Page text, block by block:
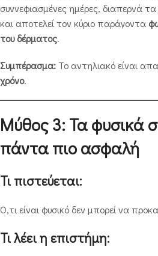
συννεφιασμένες ημέρες, διαπερνά
και αποτελεί τον κύριο παράγοντα
του δέρματος.
Συμπέρασμα: Το αντηλιακό είναι
χρόνο.
Μύθος 3: Τα φυσικά
πάντα πιο ασφαλή
Τι πιστεύεται:
Ό,τι είναι φυσικό δεν μπορεί να
Τι λέει η επιστήμη: